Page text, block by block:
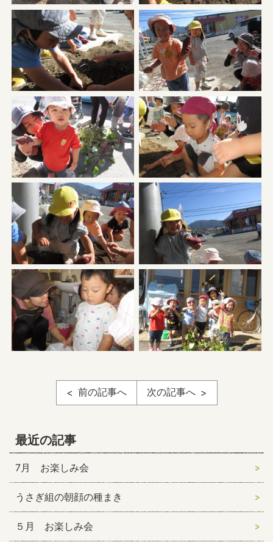
前の記事へ 次の記事へ
最近の記事
7月 お楽しみ会
うさぎ組の朝顔の種まき
５月 お楽しみ会